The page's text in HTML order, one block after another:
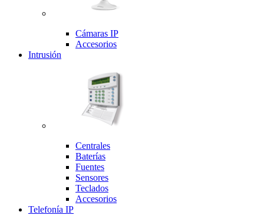
Cámaras IP
Accesorios
Intrusión
Centrales
Baterías
Fuentes
Sensores
Teclados
Accesorios
Telefonía IP